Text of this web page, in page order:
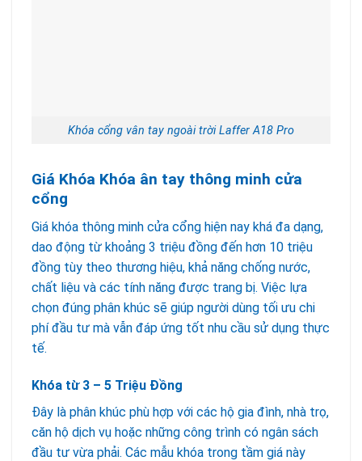
Khóa cổng vân tay ngoài trời Laffer A18 Pro
Giá Khóa Khóa ân tay thông minh cửa
cổng
Giá khóa thông minh cửa cổng hiện nay khá đa dạng,
dao động từ khoảng 3 triệu đồng đến hơn 10 triệu
đồng tùy theo thương hiệu, khả năng chống nước,
chất liệu và các tính năng được trang bị. Việc lựa
chọn đúng phân khúc sẽ giúp người dùng tối ưu chi
phí đầu tư mà vẫn đáp ứng tốt nhu cầu sử dụng thực
tế.
Khóa từ 3 – 5 Triệu Đồng
Đây là phân khúc phù hợp với các hộ gia đình, nhà trọ,
căn hộ dịch vụ hoặc những công trình có ngân sách
đầu tư vừa phải. Các mẫu khóa trong tầm giá này